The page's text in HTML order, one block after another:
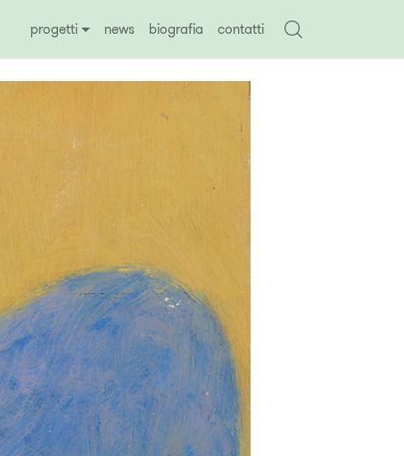
progetti news biografia contatti